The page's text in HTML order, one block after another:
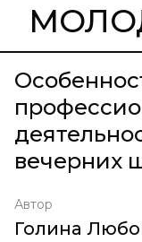
вечерних
Автор
Голина